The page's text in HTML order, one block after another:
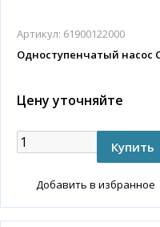
Артикул: 61900122000
Одноступенчатый насос
Цену уточняйте
Добавить в избранное